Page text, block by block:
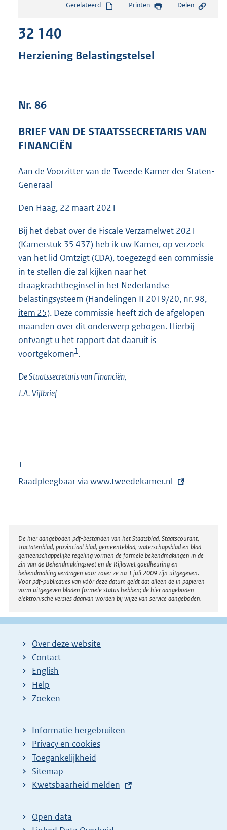
s
d
s
e
6
Gerelateerd Printen Delen
32 140
Herziening Belastingstelsel
Nr. 86
BRIEF VAN DE STAATSSECRETARIS VAN
FINANCIËN
Aan de Voorzitter van de Tweede Kamer der Staten-
Generaal
Den Haag, 22 maart 2021
Bij het debat over de Fiscale Verzamelwet 2021
(Kamerstuk 35 437) heb ik uw Kamer, op verzoek
van het lid Omtzigt (CDA), toegezegd een commissie
in te stellen die zal kijken naar het
draagkrachtbeginsel in het Nederlandse
belastingsysteem (Handelingen II 2019/20, nr.98,
item 25). Deze commissie heeft zich de afgelopen
maanden over dit onderwerp gebogen. Hierbij
ontvangt u het rapport dat daaruit is
voortgekomen1.
De Staatssecretaris van Financiën,
J.A.Vijlbrief
1
Raadpleegbaar via E
r
n
e
l
i
n
k
www.tweedekamer.nl
Disclaimer
De hier aangeboden pdf-bestanden van het Staatsblad, Staatscourant,
Tractatenblad, provinciaal blad, gemeenteblad, waterschapsblad en blad
gemeenschappelijke regeling vormen de formele bekendmakingen in de
zin van de Bekendmakingswet en de Rijkswet goedkeuring en
bekendmaking verdragen voor zover ze na 1 juli 2009 zijn uitgegeven.
Voor pdf-publicaties van vóór deze datum geldt dat alleen de in papieren
vorm uitgegeven bladen formele status hebben; de hier aangeboden
elektronische versies daarvan worden bij wijze van service aangeboden.
Over deze website
Contact
English
Help
Zoeken
Informatie hergebruiken
Privacy en cookies
Toegankelijkheid
Sitemap
E
t
e
Kwetsbaarheid melden
Open data